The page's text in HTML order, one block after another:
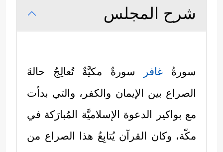
شرح المجلس
سورةُ غافر
سورةٌ مكيَّةٌ تُعالِجُ حالةَ
الصراع بين الإيمان والكفر، والتي بدأت
مع بواكير الدعوة الإسلاميَّة المُبارَكة في
مكّة، وكان القرآن يُتابِعُ هذا الصراع من